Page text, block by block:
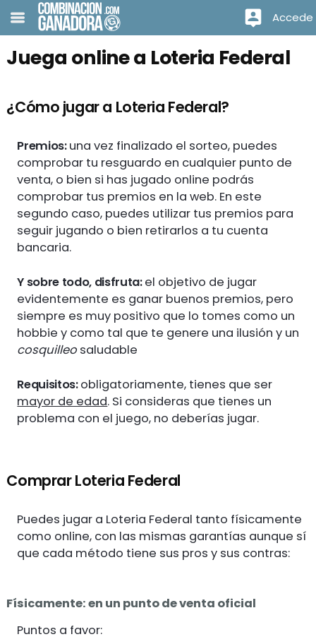
Accede
Juega online a Loteria Federal
¿Cómo jugar a Loteria Federal?
Premios:una vez finalizado el sorteo, puedes
comprobar tu resguardo en cualquier punto de
venta, o bien si has jugado online podrás
comprobar tus premios en la web. En este
segundo caso, puedes utilizar tus premios para
seguir jugando o bien retirarlos a tu cuenta
bancaria.
Y sobre todo, disfruta:el objetivo de jugar
evidentemente es ganar buenos premios, pero
siempre es muy positivo que lo tomes como un
hobbie y como tal que te genere una ilusión y un
cosquilleo saludable
Requisitos:obligatoriamente, tienes que ser
mayor de edad. Si consideras que tienes un
problema con el juego, no deberías jugar.
Comprar Loteria Federal
Puedes jugar a Loteria Federal tanto físicamente
como online, con las mismas garantías aunque sí
que cada método tiene sus pros y sus contras:
Físicamente: en un punto de venta oficial
Puntos a favor: